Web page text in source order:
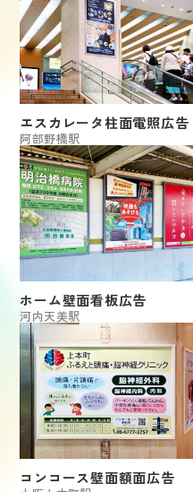
エスカレータ柱面電照広告
阿部野橋駅
ホーム壁面看板広告
河内天美駅
コンコース壁面額面広告